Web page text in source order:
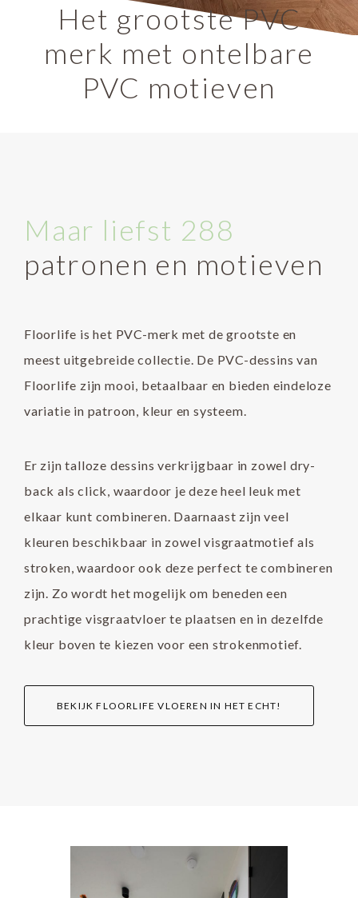
Het grootste PVC
merk met ontelbare
PVC motieven
Maar liefst 288
patronen en motieven
Floorlife is het PVC-merk met de grootste en
meest uitgebreide collectie. De PVC-dessins van
Floorlife zijn mooi, betaalbaar en bieden eindeloze
variatie in patroon, kleur en systeem.
Er zijn talloze dessins verkrijgbaar in zowel dry-
back als click, waardoor je deze heel leuk met
elkaar kunt combineren. Daarnaast zijn veel
kleuren beschikbaar in zowel visgraatmotief als
stroken, waardoor ook deze perfect te combineren
zijn. Zo wordt het mogelijk om beneden een
prachtige visgraatvloer te plaatsen en in dezelfde
kleur boven te kiezen voor een strokenmotief.
BEKIJK FLOORLIFE VLOEREN IN HET ECHT!